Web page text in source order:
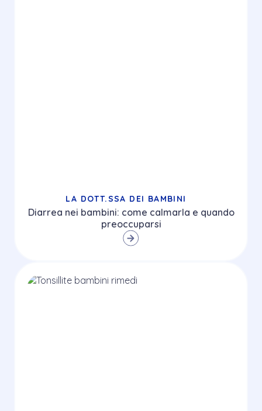
LA DOTT.SSA DEI BAMBINI
Diarrea nei bambini: come calmarla e quando
preoccuparsi